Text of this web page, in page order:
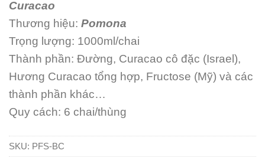
Curacao
Thương hiệu: Pomona
Trọng lượng: 1000ml/chai
Thành phần: Đường, Curacao cô đặc (Israel),
Hương Curacao tổng hợp, Fructose (Mỹ) và các
thành phần khác…
Quy cách: 6 chai/thùng
SKU: PFS-BC